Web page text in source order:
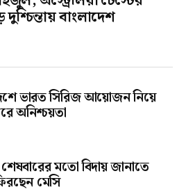
বাংলাদেশ
ভারত সিরিজ আয়োজন নিয়ে
অনিশ্চয়তা
মতো বিদায় জানাতে
মেসি